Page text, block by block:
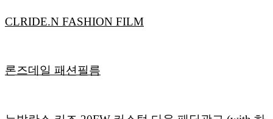
CLRIDE.N FASHION FILM
론즈데일 패션필름